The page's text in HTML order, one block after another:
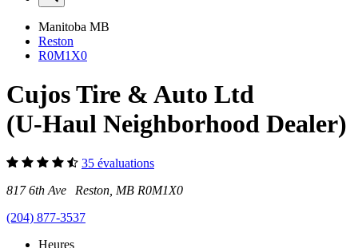
Manitoba MB
Reston
R0M1X0
Cujos Tire & Auto Ltd
(U-Haul Neighborhood Dealer)
35 évaluations
817 6th Ave Reston, MB R0M1X0
(204) 877-3537
Heures